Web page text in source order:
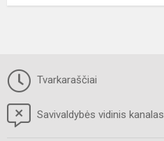
Tvarkaraščiai
Savivaldybės vidinis kanalas